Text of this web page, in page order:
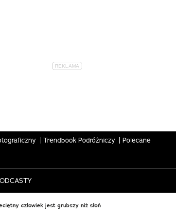
Trendbook Podróżniczy Polecane
człowiek jest grubszy niż słoń